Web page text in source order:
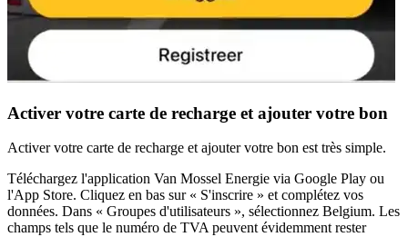
Activer votre carte de recharge et ajouter votre bon
Activer votre carte de recharge et ajouter votre bon est très simple.
Téléchargez l'application Van Mossel Energie via Google Play ou
l'App Store. Cliquez en bas sur « S'inscrire » et complétez vos
données. Dans « Groupes d'utilisateurs », sélectionnez Belgium. Les
champs tels que le numéro de TVA peuvent évidemment rester